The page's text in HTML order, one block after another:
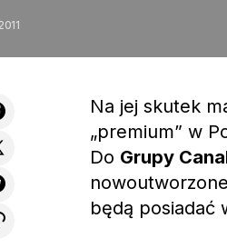
Na jej skutek
„premium” w
Do Grupy
będą posiadać